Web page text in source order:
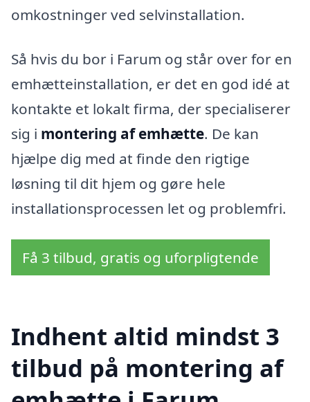
omkostninger ved selvinstallation.
Så hvis du bor i Farum og står over for en
emhætteinstallation, er det en god idé at
kontakte et lokalt firma, der specialiserer
sig i montering af emhætte. De kan
hjælpe dig med at finde den rigtige
løsning til dit hjem og gøre hele
installationsprocessen let og problemfri.
Få 3 tilbud, gratis og uforpligtende
Indhent altid mindst 3
tilbud på montering af